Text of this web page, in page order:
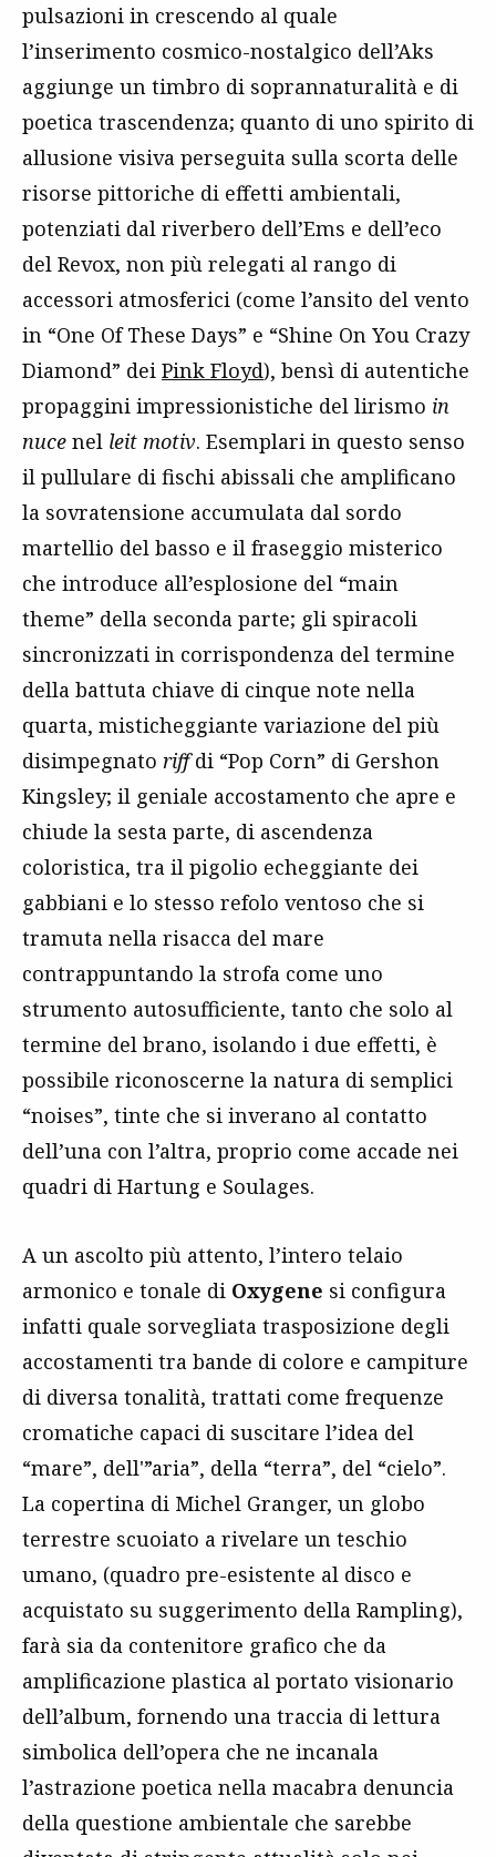
pulsazioni in crescendo al quale
l’inserimento cosmico-nostalgico dell’Aks
aggiunge un timbro di soprannaturalità e di
poetica trascendenza; quanto di uno spirito di
allusione visiva perseguita sulla scorta delle
risorse pittoriche di effetti ambientali,
potenziati dal riverbero dell’Ems e dell’eco
del Revox, non più relegati al rango di
accessori atmosferici (come l’ansito del vento
in “One Of These Days” e “Shine On You Crazy
Diamond” dei Pink Floyd), bensì di autentiche
propaggini impressionistiche del lirismo in
nuce nel leit motiv. Esemplari in questo senso
il pullulare di fischi abissali che amplificano
la sovratensione accumulata dal sordo
martellio del basso e il fraseggio misterico
che introduce all’esplosione del “main
theme” della seconda parte; gli spiracoli
sincronizzati in corrispondenza del termine
della battuta chiave di cinque note nella
quarta, misticheggiante variazione del più
disimpegnato riffdi “Pop Corn” di Gershon
Kingsley; il geniale accostamento che apre e
chiude la sesta parte, di ascendenza
coloristica, tra il pigolio echeggiante dei
gabbiani e lo stesso refolo ventoso che si
tramuta nella risacca del mare
contrappuntando la strofa come uno
strumento autosufficiente, tanto che solo al
termine del brano, isolando i due effetti, è
possibile riconoscerne la natura di semplici
“noises”, tinte che si inverano al contatto
dell’una con l’altra, proprio come accade nei
quadri di Hartung e Soulages.
A un ascolto più attento, l’intero telaio
armonico e tonale di Oxygene si configura
infatti quale sorvegliata trasposizione degli
accostamenti tra bande di colore e campiture
di diversa tonalità, trattati come frequenze
cromatiche capaci di suscitare l’idea del
“mare”, dell'”aria”, della “terra”, del “cielo”.
La copertina di Michel Granger, un globo
terrestre scuoiato a rivelare un teschio
umano, (quadro pre-esistente al disco e
acquistato su suggerimento della Rampling),
farà sia da contenitore grafico che da
amplificazione plastica al portato visionario
dell’album, fornendo una traccia di lettura
simbolica dell’opera che ne incanala
l’astrazione poetica nella macabra denuncia
della questione ambientale che sarebbe